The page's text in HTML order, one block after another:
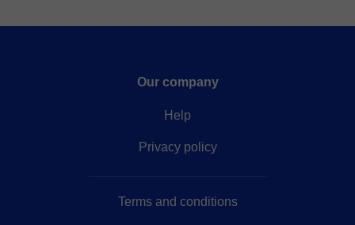
Our company
Help
Privacy policy
Terms and conditions